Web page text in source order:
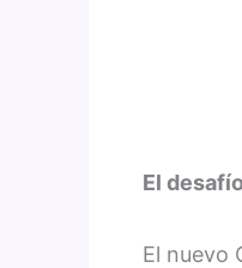
El
El nuevo